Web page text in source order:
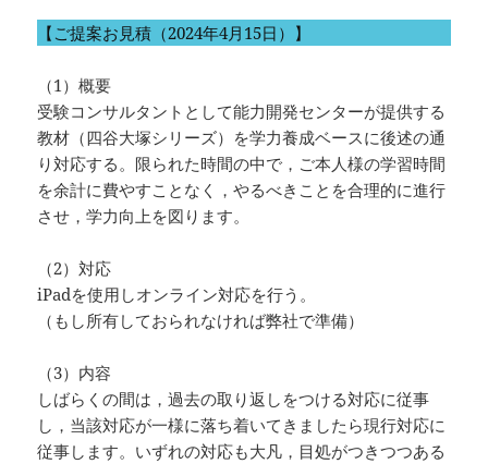
【ご提案お見積（2024年4月15日）】
（1）概要
受験コンサルタントとして能力開発センターが提供する
教材（四谷大塚シリーズ）を学力養成ベースに後述の通
り対応する。限られた時間の中で，ご本人様の学習時間
を余計に費やすことなく，やるべきことを合理的に進行
させ，学力向上を図ります。
（2）対応
iPadを使用しオンライン対応を行う。
（もし所有しておられなければ弊社で準備）
（3）内容
しばらくの間は，過去の取り返しをつける対応に従事
し，当該対応が一様に落ち着いてきましたら現行対応に
従事します。いずれの対応も大凡，目処がつきつつある